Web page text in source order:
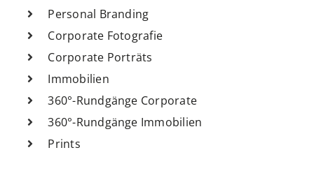
Personal Branding
Corporate Fotografie
Corporate Porträts
Immobilien
360°-Rundgänge Corporate
360°-Rundgänge Immobilien
Prints